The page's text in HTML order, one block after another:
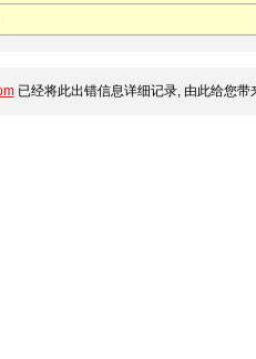
已经将此出错信息详细记录, 由此给您带